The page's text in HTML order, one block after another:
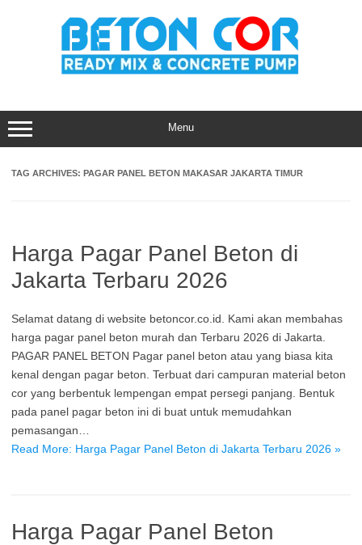
Menu
TAG ARCHIVES: PAGAR PANEL BETON MAKASAR JAKARTA TIMUR
Harga Pagar Panel Beton di
Jakarta Terbaru 2026
Selamat datang di website betoncor.co.id. Kami akan membahas
harga pagar panel beton murah dan Terbaru 2026 di Jakarta.
PAGAR PANEL BETON Pagar panel beton atau yang biasa kita
kenal dengan pagar beton. Terbuat dari campuran material beton
cor yang berbentuk lempengan empat persegi panjang. Bentuk
pada panel pagar beton ini di buat untuk memudahkan
pemasangan…
Read More: Harga Pagar Panel Beton di Jakarta Terbaru 2026 »
Harga Pagar Panel Beton